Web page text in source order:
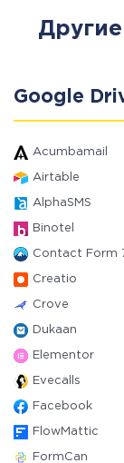
Google
Acumbamail
Airtable
AlphaSMS
Binotel
Contact Form
Creatio
Crove
Dukaan
Elementor
Evecalls
Facebook
FlowMattic
FormCan